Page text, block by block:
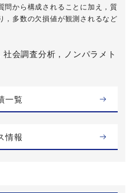
問から構成されることに加え，質
，多数の欠損値が観測されるなど
社会調査分析，ノンパラメト
一覧
情報